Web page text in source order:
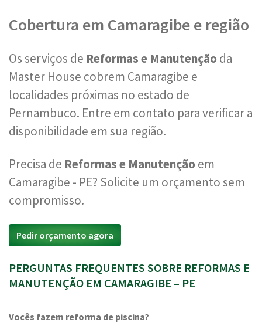
Cobertura em Camaragibe e região
Os serviços de Reformas e Manutenção da
Master House cobrem Camaragibe e
localidades próximas no estado de
Pernambuco. Entre em contato para verificar a
disponibilidade em sua região.
Precisa de Reformas e Manutenção em
Camaragibe - PE? Solicite um orçamento sem
compromisso.
Pedir orçamento agora
PERGUNTAS FREQUENTES SOBRE REFORMAS E
MANUTENÇÃO EM CAMARAGIBE – PE
Vocês fazem reforma de piscina?